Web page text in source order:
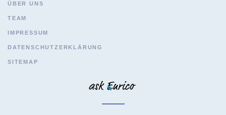
ÜBER UNS
TEAM
IMPRESSUM
DATENSCHUTZERKLÄRUNG
SITEMAP